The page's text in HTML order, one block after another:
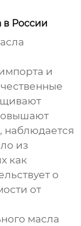
в России
и
наблюдается
из
как
о
от
масла